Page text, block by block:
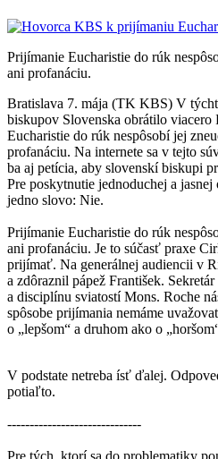
Prijímanie Eucharistie do rúk
ani profanáciu.
Bratislava 7. mája (TK KBS) V
biskupov Slovenska obrátilo
Eucharistie do rúk nespôsobí jej
profanáciu. Na internete sa v tejto
ba aj petícia, aby slovenskí biskupi
Pre poskytnutie jednoduchej a
jedno slovo: Nie.
Prijímanie Eucharistie do rúk
ani profanáciu. Je to súčasť praxe
prijímať. Na generálnej audiencii v
a zdôraznil pápež František.
a disciplínu sviatostí Mons. Roche
spôsobe prijímania nemáme
o „lepšom“ a druhom ako o
V podstate netreba ísť ďalej.
potiaľto.
------------------------------
Pre tých, ktorí sa do problematiky